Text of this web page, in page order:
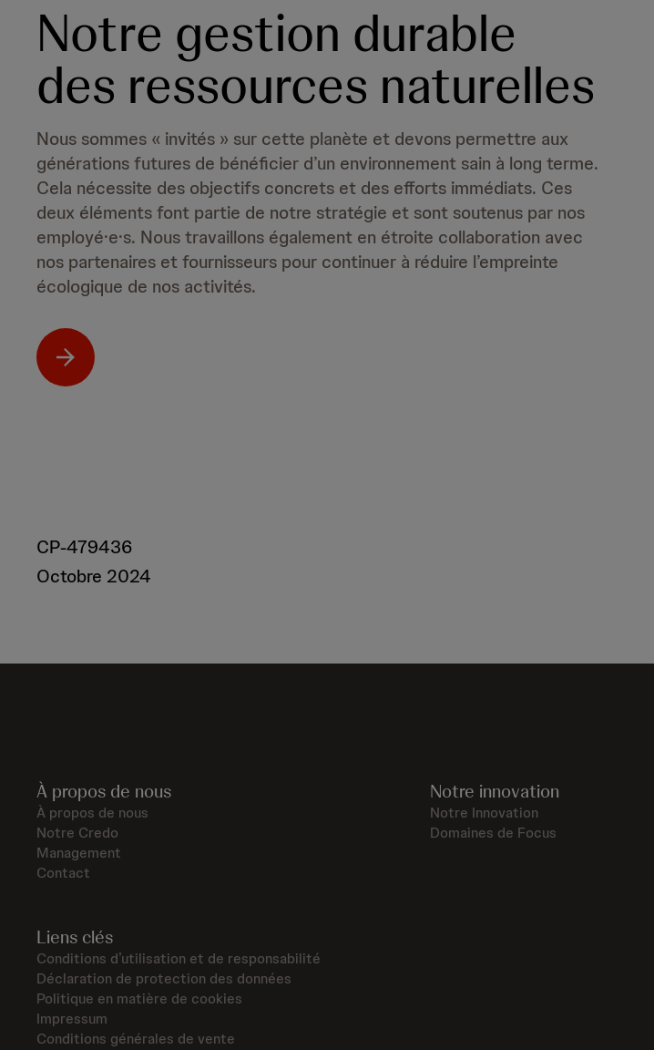
Notre gestion durable
des ressources naturelles
Nous sommes « invités » sur cette planète et devons permettre aux
générations futures de bénéficier d’un environnement sain à long terme.
Cela nécessite des objectifs concrets et des efforts immédiats. Ces
deux éléments font partie de notre stratégie et sont soutenus par nos
employé·e·s. Nous travaillons également en étroite collaboration avec
nos partenaires et fournisseurs pour continuer à réduire l’empreinte
écologique de nos activités.
CP-479436
Octobre 2024
À propos de nous
À propos de nous
Notre Credo
Management
Contact
Notre innovation
Notre Innovation
Domaines de Focus
Liens clés
Conditions d’utilisation et de responsabilité
Déclaration de protection des données
Politique en matière de cookies
Impressum
Conditions générales de vente